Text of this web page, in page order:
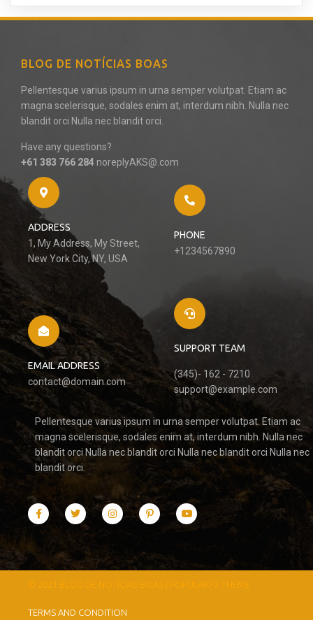
BLOG DE NOTÍCIAS BOAS
Pellentesque varius ipsum in urna semper volutpat. Etiam ac
magna scelerisque, sodales enim at, interdum nibh. Nulla nec
blandit orci Nulla nec blandit orci.
Have any questions?
+61 383 766 284 noreplyAKS@.com
ADDRESS
1, My Address, My Street,
New York City, NY, USA
PHONE
+1234567890
EMAIL ADDRESS
contact@domain.com
SUPPORT TEAM
(345)- 162 - 7210
support@example.com
Pellentesque varius ipsum in urna semper volutpat. Etiam ac
magna scelerisque, sodales enim at, interdum nibh. Nulla nec
blandit orci Nulla nec blandit orci Nulla nec blandit orci Nulla nec
blandit orci.
© 2021 BLOG DE NOTÍCIAS BOAS | POPULARFX THEME
TERMS AND CONDITION